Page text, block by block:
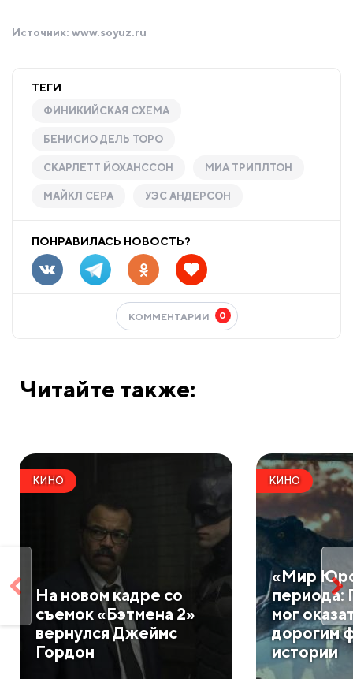
Источник: www.soyuz.ru
ТЕГИ
ФИНИКИЙСКАЯ СХЕМА
БЕНИСИО ДЕЛЬ ТОРО
СКАРЛЕТТ ЙОХАНССОН МИА ТРИПЛТОН
МАЙКЛ СЕРА УЭС АНДЕРСОН
ПОНРАВИЛАСЬ НОВОСТЬ?
КОММЕНТАРИИ 0
Читайте также:
КИНО
На новом кадре со
съемок «Бэтмена 2»
вернулся Джеймс
Гордон
КИНО
«Мир
периода:
мог
дорогим
истории